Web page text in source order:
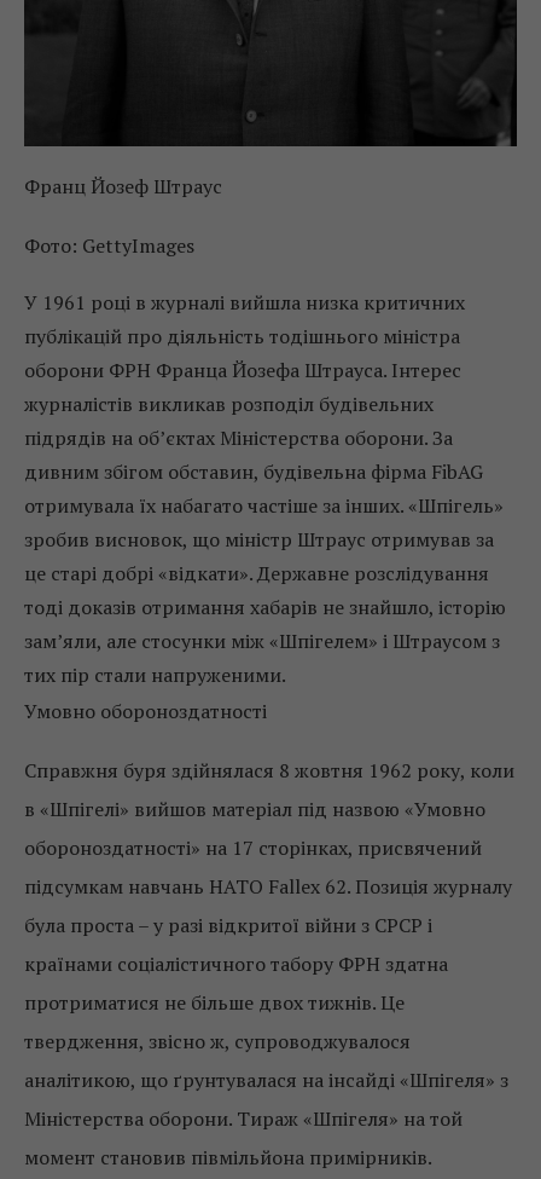
Франц Йозеф Штраус
Фото: GettyImages
У 1961 році в журналі вийшла низка критичних
публікацій про діяльність тодішнього міністра
оборони ФРН Франца Йозефа Штрауса. Інтерес
журналістів викликав розподіл будівельних
підрядів на об’єктах Міністерства оборони. За
дивним збігом обставин, будівельна фірма FibAG
отримувала їх набагато частіше за інших. «Шпігель»
зробив висновок, що міністр Штраус отримував за
це старі добрі «відкати». Державне розслідування
тоді доказів отримання хабарів не знайшло, історію
зам’яли, але стосунки між «Шпігелем» і Штраусом з
тих пір стали напруженими.
Умовно обороноздатності
Справжня буря здійнялася 8 жовтня 1962 року, коли
в «Шпігелі» вийшов матеріал під назвою «Умовно
обороноздатності» на 17 сторінках, присвячений
підсумкам навчань НАТО Fallex 62. Позиція журналу
була проста – у разі відкритої війни з СРСР і
країнами соціалістичного табору ФРН здатна
протриматися не більше двох тижнів. Це
твердження, звісно ж, супроводжувалося
аналітикою, що ґрунтувалася на інсайді «Шпігеля» з
Міністерства оборони. Тираж «Шпігеля» на той
момент становив півмільйона примірників.